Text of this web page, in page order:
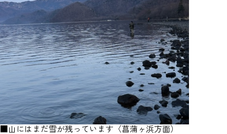
■山にはまだ雪が残っています〈菖蒲ヶ浜方面）